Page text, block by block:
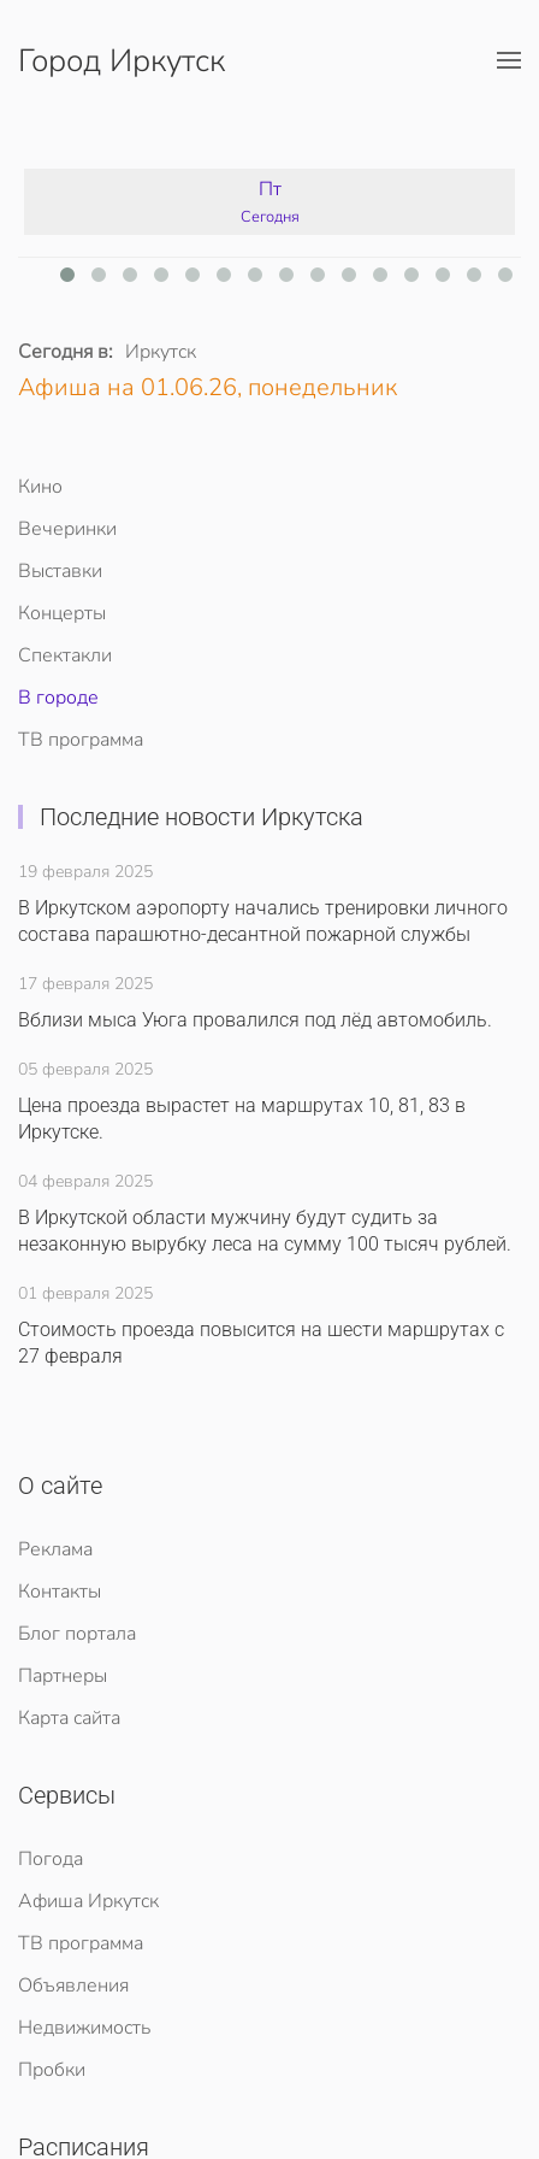
Перейти к содержимому
Город Иркутск
Пт
Сегодня
Сегодня в: Иркутск
Афиша на 01.06.26, понедельник
Кино
Вечеринки
Выставки
Концерты
Спектакли
В городе
ТВ программа
Последние новости Иркутска
19 февраля 2025
В Иркутском аэропорту начались тренировки личного
состава парашютно-десантной пожарной службы
17 февраля 2025
Вблизи мыса Уюга провалился под лёд автомобиль.
05 февраля 2025
Цена проезда вырастет на маршрутах 10, 81, 83 в
Иркутске.
04 февраля 2025
В Иркутской области мужчину будут судить за
незаконную вырубку леса на сумму 100 тысяч рублей.
01 февраля 2025
Стоимость проезда повысится на шести маршрутах с
27 февраля
О сайте
Реклама
Контакты
Блог портала
Партнеры
Карта сайта
Сервисы
Погода
Афиша Иркутск
ТВ программа
Объявления
Недвижимость
Пробки
Расписания